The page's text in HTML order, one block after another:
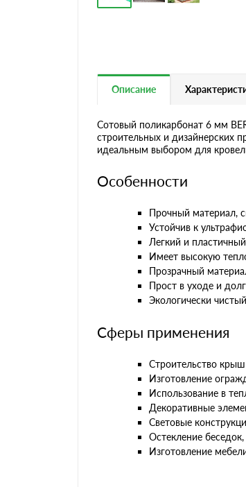
Описание
Сотовый поликарбонат 6 мм
строительных и дизайнерских
идеальным выбором для
Особенности
Прочный материал,
Устойчив к
Легкий и
Имеет высокую
Прозрачный
Прост в уходе и
Экологически
Сферы применения
Строительство
Изготовление
Использование в
Декоративные
Световые
Остекление
Изготовление